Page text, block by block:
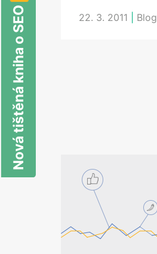
Nová tištěná kniha o SEO
22. 3. 2011
Blog